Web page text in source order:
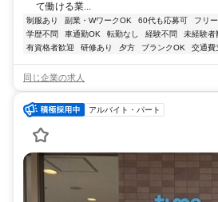
て働ける業...
制服あり 副業・WワークOK 60代も応募可 フリ
学歴不問
車通勤OK 転勤なし 経験不問 未経験者
有資格者歓迎
研修あり 夕方 ブランクOK 交通費
同じ企業の求人
アルバイト・パート